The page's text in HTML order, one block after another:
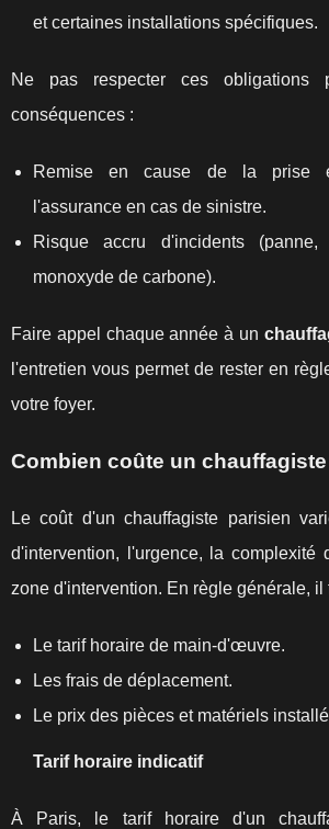
et certaines installations spécifiques.
Ne pas respecter ces obligations
conséquences :
Remise en cause de la prise
l'assurance en cas de sinistre.
Risque accru d'incidents (panne,
monoxyde de carbone).
Faire appel chaque année à un
l'entretien vous permet de rester en
votre foyer.
Combien coûte un
Le coût d'un chauffagiste parisien
d'intervention, l'urgence, la complexité
zone d'intervention. En règle générale, il
Le tarif horaire de main-d'œuvre.
Les frais de déplacement.
Le prix des pièces et matériels
Tarif horaire indicatif
À Paris, le tarif horaire d'un